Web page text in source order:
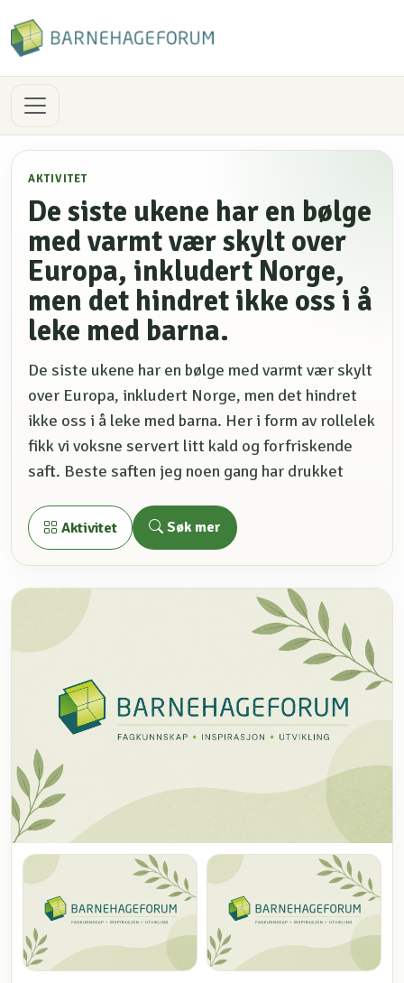
AKTIVITET
De siste ukene har en bølge
med varmt vær skylt over
Europa, inkludert Norge,
men det hindret ikke oss i å
leke med barna.
De siste ukene har en bølge med varmt vær skylt
over Europa, inkludert Norge, men det hindret
ikke oss i å leke med barna. Her i form av rollelek
fikk vi voksne servert litt kald og forfriskende
saft. Beste saften jeg noen gang har drukket
Aktivitet Søk mer